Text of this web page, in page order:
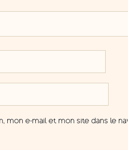
mon e-mail et mon site dans le